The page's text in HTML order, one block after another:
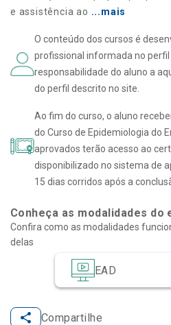
e assistência ao ...mais
O conteúdo dos cursos é
profissional informada no perfil
responsabilidade do aluno a
do perfil descrito no site.
Ao fim do curso, o aluno
do Curso de Epidemiologia do
aprovados terão acesso ao
disponibilizado no sistema de
15 dias corridos após a
Conheça as modalidades do
EAD
Confira como as modalidades
delas
Compartilhe